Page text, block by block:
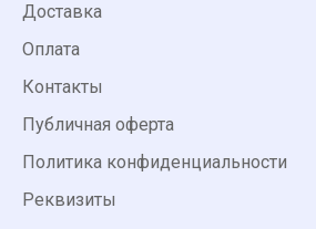
Доставка
Оплата
Контакты
Публичная оферта
Политика конфиденциальности
Реквизиты